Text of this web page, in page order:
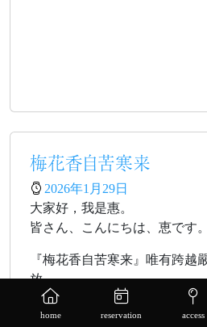
home reservation access
梅花香自苦寒来
2026年1月29日
大家好，我是惠。
皆さん、こんにちは、恵です。
『梅花香自苦寒来』唯有跨越
放。
『梅花香自苦寒来』厳しい寒
香り高く咲く梅の花。